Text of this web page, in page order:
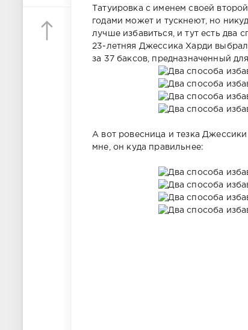
Татуировка с именем своей
годами может и тускнеют, но
лучше избавиться, и тут есть два
23-летняя Джессика Харди
за 37 баксов, предназначенный
А вот ровесница и тезка
мне, он куда правильнее: